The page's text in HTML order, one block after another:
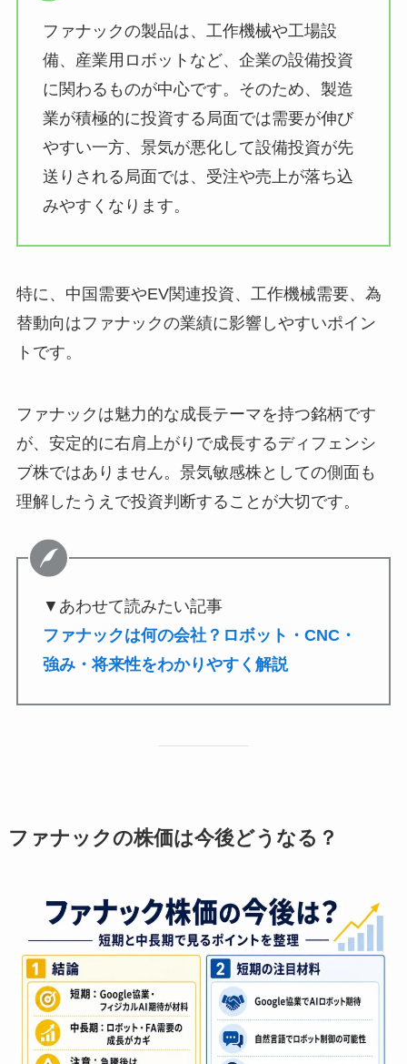
ファナックの製品は、工作機械や工場設
備、産業用ロボットなど、企業の設備投資
に関わるものが中心です。そのため、製造
業が積極的に投資する局面では需要が伸び
やすい一方、景気が悪化して設備投資が先
送りされる局面では、受注や売上が落ち込
みやすくなります。
特に、中国需要やEV関連投資、工作機械需要、為
替動向はファナックの業績に影響しやすいポイン
トです。
ファナックは魅力的な成長テーマを持つ銘柄です
が、安定的に右肩上がりで成長するディフェンシ
ブ株ではありません。景気敏感株としての側面も
理解したうえで投資判断することが大切です。
▼あわせて読みたい記事
ファナックは何の会社？ロボット・CNC・
強み・将来性をわかりやすく解説
ファナックの株価は今後どうなる？